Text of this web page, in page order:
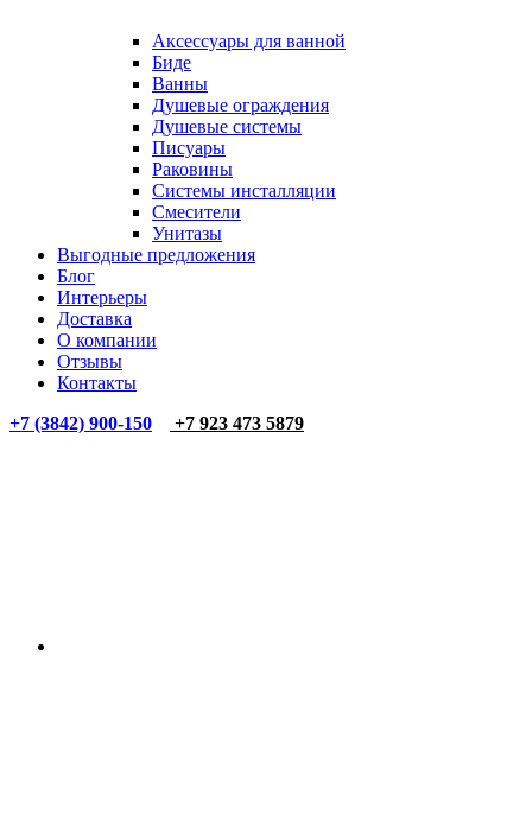
Аксессуары для ванной
Биде
Ванны
Душевые ограждения
Душевые системы
Писуары
Раковины
Системы инсталляции
Смесители
Унитазы
Выгодные предложения
Блог
Интерьеры
Доставка
О компании
Отзывы
Контакты
+7 (3842) 900-150
+7 923 473 5879